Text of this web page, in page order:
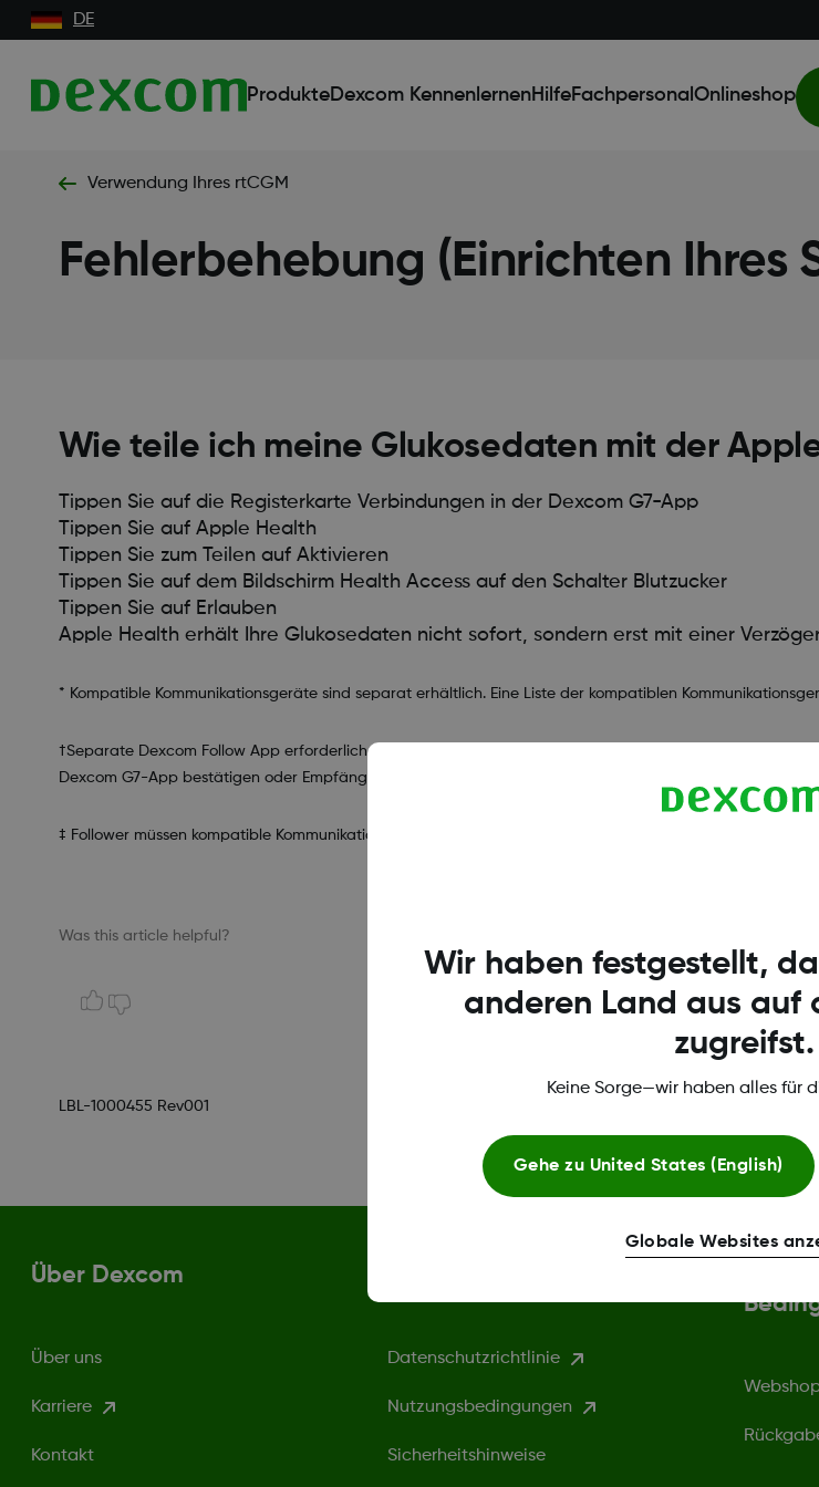
DE
ProdukteDexcom KennenlernenHilfeFachpersonal Onlineshop
Verwendung Ihres rtCGM
Fehlerbehebung (Einrichten Ihres
Wie teile ich meine Glukosedaten mit der
Tippen Sie auf die Registerkarte Verbindungen in der Dexcom G7-App
Tippen Sie auf Apple Health
Tippen Sie zum Teilen auf Aktivieren
Tippen Sie auf dem Bildschirm Health Access auf den Schalter Blutzucker
Tippen Sie auf Erlauben
Apple Health erhält Ihre Glukosedaten nicht sofort, sondern erst mit einer
* Kompatible Kommunikationsgeräte sind separat erhältlich. Eine Liste der kompatiblen
†Separate Dexcom Follow App erforderlich. Für den Datenaustausch ist eine Internetverbindung
Dexcom G7-App bestätigen oder Empfänger, bevor Sie Behandlungsentscheidungen treffen.
‡ Follower müssen kompatible Kommunikationsgeräte besitzen, um die Dexcom Follow App nutzen zu
Was this article helpful?
LBL-1000455 Rev001
Über Dexcom
Über uns
Karriere
Kontakt
Datenschutzrichtlinie
Nutzungsbedingungen
Sicherheitshinweise
Wir haben festgestellt,
anderen Land aus auf
zugreifst.
Keine Sorge—wir haben alles für
Gehe zu United States (English)
Globale Websites